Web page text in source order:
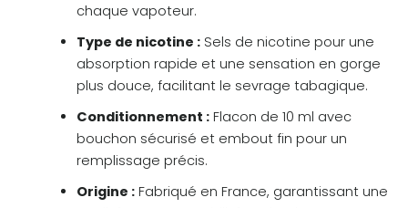
chaque vapoteur.
Type de nicotine :Sels de nicotine pour une
absorption rapide et une sensation en gorge
plus douce, facilitant le sevrage tabagique.
Conditionnement :Flacon de 10 ml avec
bouchon sécurisé et embout fin pour un
remplissage précis.
Origine :Fabriqué en France, garantissant une